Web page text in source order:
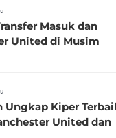
Masuk dan
United di Musim
Ungkap Kiper
United dan